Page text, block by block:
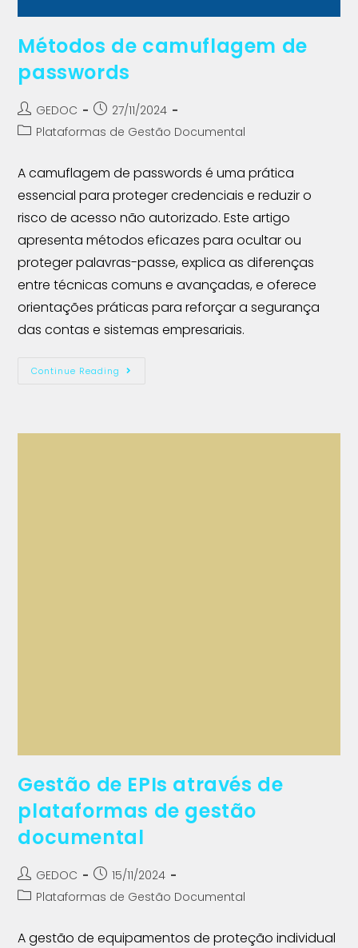
Métodos de camuflagem de
passwords
GEDOC
27/11/2024
Plataformas de Gestão Documental
A camuflagem de passwords é uma prática
essencial para proteger credenciais e reduzir o
risco de acesso não autorizado. Este artigo
apresenta métodos eficazes para ocultar ou
proteger palavras-passe, explica as diferenças
entre técnicas comuns e avançadas, e oferece
orientações práticas para reforçar a segurança
das contas e sistemas empresariais.
Continue Reading
Gestão de EPIs através de
plataformas de gestão
documental
GEDOC
15/11/2024
Plataformas de Gestão Documental
A gestão de equipamentos de proteção individual